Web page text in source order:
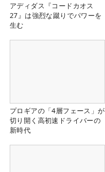
アディダス『コードカオス
27』は強烈な蹴りでパワーを
生む
プロギアの「4層フェース」が
切り開く高初速ドライバーの
新時代